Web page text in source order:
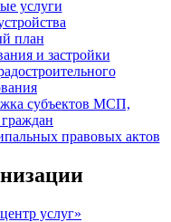
услуги
план
и застройки
субъектов МСП,
правовых актов
услуг»